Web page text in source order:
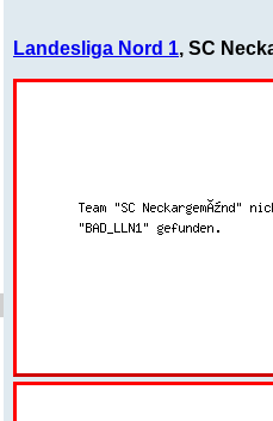
Landesliga Nord 1, SC